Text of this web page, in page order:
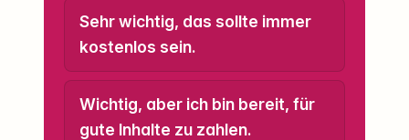
Sehr wichtig, das sollte immer
kostenlos sein.
Wichtig, aber ich bin bereit, für
gute Inhalte zu zahlen.